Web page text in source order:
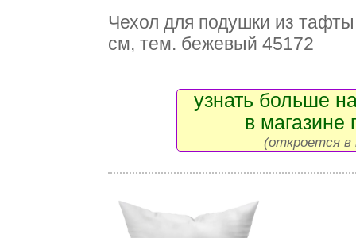
Чехол для подушки из
см, тем. бежевый 45172
узнать больше
в магазине
(откроется в